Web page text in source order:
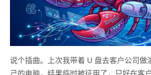
说个插曲。上次我带着 U 盘去客户公司做
己的电脑，结果临时被征用了，只好在客